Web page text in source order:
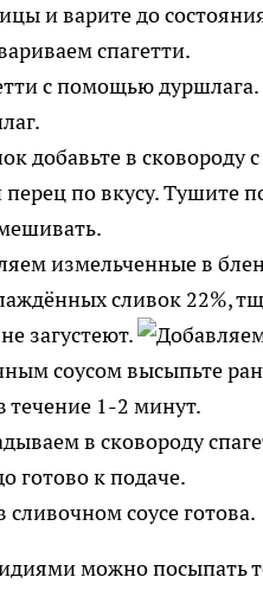
и варите до
с помощью дуршлага.
добавьте в сковороду
перец по вкусу.
сливок 22%,
загустеют.
соусом высыпьте
1-2 минут.
готово к подаче.
можно посыпать